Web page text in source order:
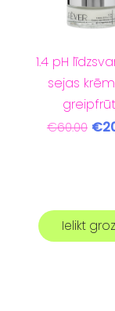
1.4 pH
sejas
€60.00
Ielikt